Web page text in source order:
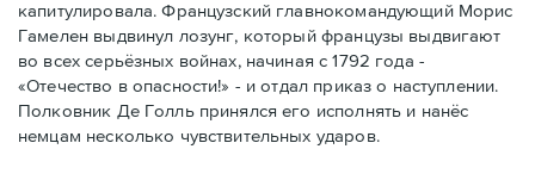
капитулировала. Французский главнокомандующий Морис
Гамелен выдвинул лозунг, который французы выдвигают
во всех серьёзных войнах, начиная с 1792 года -
«Отечество в опасности!» - и отдал приказ о наступлении.
Полковник Дe Голль принялся его исполнять и нанёс
немцам несколько чувствительных ударов.